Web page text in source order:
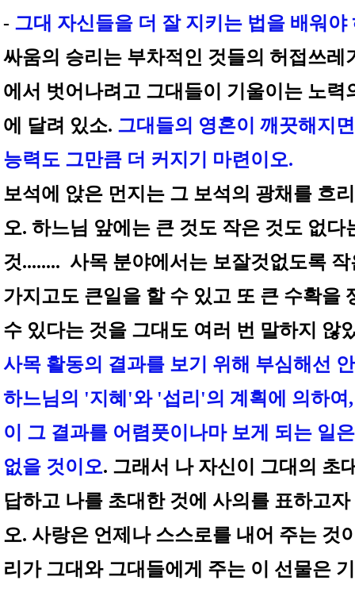
- 그대 자신들을 더 잘 지키는 법을 배워야
싸움의 승리는 부차적인 것들의 허접쓰레
에서 벗어나려고 그대들이 기울이는 노력
에 달려 있소. 그대들의 영혼이 깨끗해지
능력도 그만큼 더 커지기 마련이오.
보석에 앉은 먼지는 그 보석의 광채를 흐
오. 하느님 앞에는 큰 것도 작은 것도 없다
것........ 사목 분야에서는 보잘것없도록
가지고도 큰일을 할 수 있고 또 큰 수확을
수 있다는 것을 그대도 여러 번 말하지 않
사목 활동의 결과를 보기 위해 부심해선
하느님의 '지혜'와 '섭리'의 계획에 의하여
이 그 결과를 어렴풋이나마 보게 되는 일
없을 것이오. 그래서 나 자신이 그대의 초
답하고 나를 초대한 것에 사의를 표하고
오. 사랑은 언제나 스스로를 내어 주는 것
리가 그대와 그대들에게 주는 이 선물은